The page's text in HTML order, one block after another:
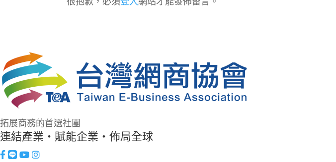
拓展商務的首選社團
連結產業・賦能企業・佈局全球